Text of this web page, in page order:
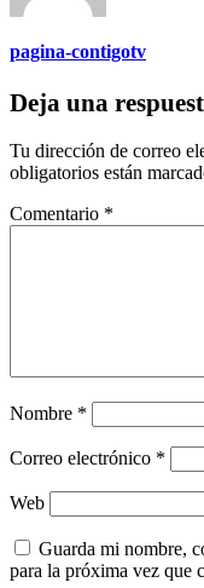
pagina-contigotv
Deja una
Tu dirección de correo
obligatorios están
Comentario *
Nombre *
Correo electrónico *
Web
Guarda mi nombre,
para la próxima vez que